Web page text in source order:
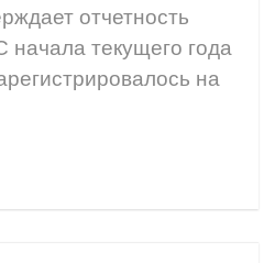
отчетность
начала текущего года
на